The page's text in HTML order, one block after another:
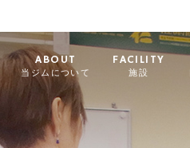
ABOUT
当ジムについて
FACILITY
施設